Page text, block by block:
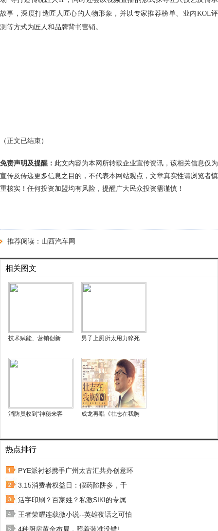
故事，深度打造匠人匠心的人物形象，并以专家推荐榜单、业内KOL评
测等方式为匠人和品牌背书营销。
（正文已结束）
免责声明及提醒： 此文内容为本网所转载企业宣传资讯，该相关信息仅为
宣传及传递更多信息之目的，不代表本网站观点，文章真实性请浏览者慎
重核实！任何投资加盟均有风险，提醒广大民众投资需谨慎！
推荐阅读： 山西汽车网
相关图文
技术赋能、营销创新 男子上厕所太用力猝死
消防员收到“神秘来客 成龙再唱《壮志在我胸
热点排行
PYE派衬衫携手广州太古汇共办创意环
3.15消费者权益日：假药陷阱多，千
活字印刷？百家姓？私激SIKI的专属
王者荣耀连载微小说--英雄夜话之可怕
4种厨房黄金布局，照着装准没错!